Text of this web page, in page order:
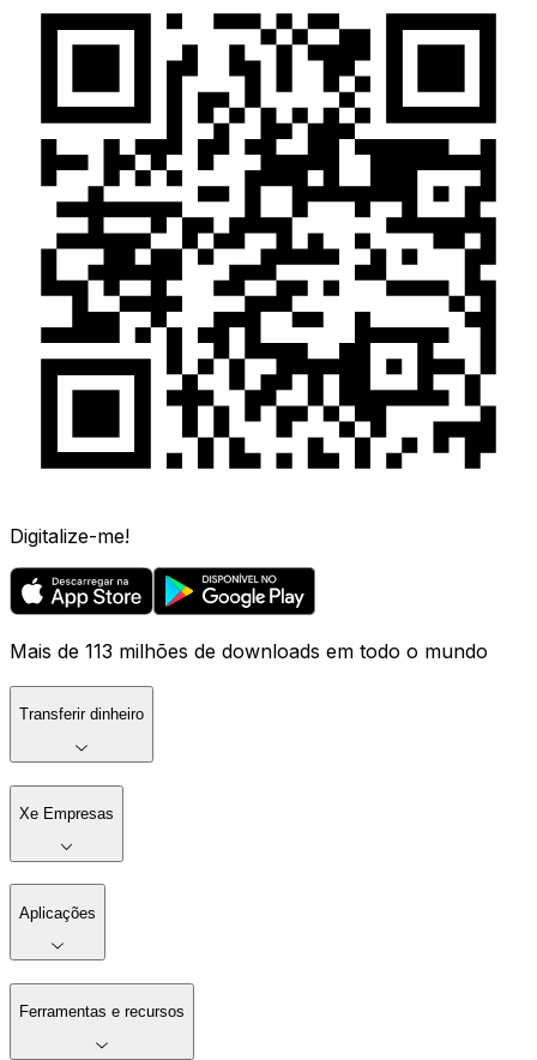
Digitalize-me!
Mais de 113 milhões de downloads em todo o mundo
Transferir dinheiro
Xe Empresas
Aplicações
Ferramentas e recursos